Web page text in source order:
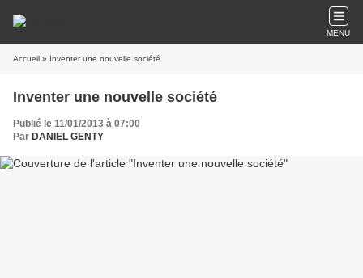
MENU
Accueil » Inventer une nouvelle société
Inventer une nouvelle société
Publié le 11/01/2013 à 07:00
Par DANIEL GENTY